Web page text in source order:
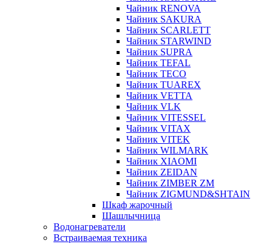
Чайник RENOVA
Чайник SAKURA
Чайник SCARLETT
Чайник STARWIND
Чайник SUPRA
Чайник TEFAL
Чайник TECO
Чайник TUAREX
Чайник VETTA
Чайник VLK
Чайник VITESSEL
Чайник VITAX
Чайник VITEK
Чайник WILMARK
Чайник XIAOMI
Чайник ZEIDAN
Чайник ZIMBER ZM
Чайник ZIGMUND&SHTAIN
Шкаф жарочный
Шашлычница
Водонагреватели
Встраиваемая техника